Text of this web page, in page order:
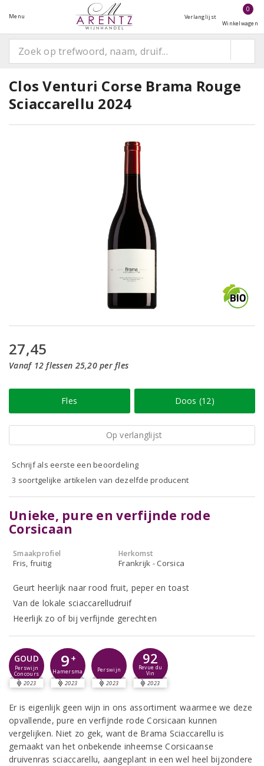
Menu Verlanglijst
0
Winkelwagen
Clos Venturi Corse Brama Rouge
Sciaccarellu 2024
27,45
Vanaf 12 flessen 25,20 per fles
Fles Doos (12)
Op verlanglijst
Schrijf als eerste een beoordeling
3 soortgelijke artikelen van dezelfde producent
Unieke, pure en verfijnde rode
Corsicaan
Smaakprofiel
Fris, fruitig
Herkomst
Frankrijk - Corsica
Geurt heerlijk naar rood fruit, peper en toast
Van de lokale sciaccarelludruif
Heerlijk zo of bij verfijnde gerechten
GOUD
Perswijn
Concours
2023
9 +
Hamersma
2023
Perswijn
2023
92
Revue du
Vin
2023
Er is eigenlijk geen wijn in ons assortiment waarmee we deze
opvallende, pure en verfijnde rode Corsicaan kunnen
vergelijken. Niet zo gek, want de Brama Sciaccarellu is
gemaakt van het onbekende inheemse Corsicaanse
druivenras sciaccarellu, aangeplant in een wel heel bijzondere